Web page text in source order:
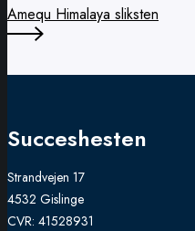
product
Amequ Himalaya sliksten
Succeshesten
Strandvejen 17
4532 Gislinge
CVR: 41528931